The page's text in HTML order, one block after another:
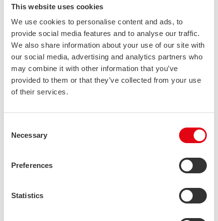
This website uses cookies
We use cookies to personalise content and ads, to
provide social media features and to analyse our traffic.
We also share information about your use of our site with
our social media, advertising and analytics partners who
may combine it with other information that you’ve
provided to them or that they’ve collected from your use
of their services.
Selection
Necessary
Preferences
Statistics
Tuotteet ja palvelut
Ruostumaton teräs materiaalina
Tuotanto
Tilaus ja toimitus
Laatu, ympäristö ja turvallsuus
Stalatube yhtiönä
Erityislujat tuotteet
Accordion Panel
differs from standard dimensions. Can outer